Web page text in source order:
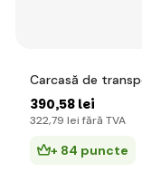
Carcasă de
390,58 lei
322,79 lei fără TVA
+ 84 puncte